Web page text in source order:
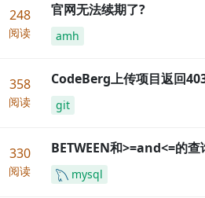
248
阅读
官网无法续期了?
amh
358
阅读
CodeBerg上传项目返回
git
330
阅读
BETWEEN和>=and<=的
mysql